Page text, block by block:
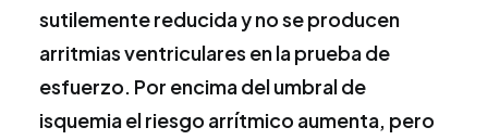
sutilemente reducida y no se producen
arritmias ventriculares en la prueba de
esfuerzo. Por encima del umbral de
isquemia el riesgo arrítmico aumenta, pero